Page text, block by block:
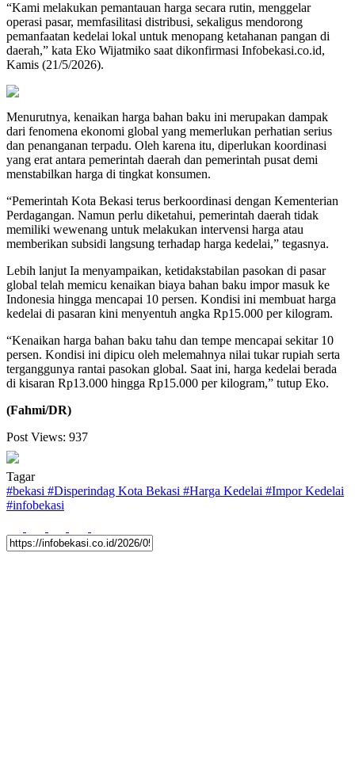
“Kami melakukan pemantauan harga secara rutin, menggelar
operasi pasar, memfasilitasi distribusi, sekaligus mendorong
pemanfaatan kedelai lokal untuk menopang ketahanan pangan di
daerah,” kata Eko Wijatmiko saat dikonfirmasi Infobekasi.co.id,
Kamis (21/5/2026).
Menurutnya, kenaikan harga bahan baku ini merupakan dampak
dari fenomena ekonomi global yang memerlukan perhatian serius
dan penanganan terpadu. Oleh karena itu, diperlukan koordinasi
yang erat antara pemerintah daerah dan pemerintah pusat demi
menstabilkan harga di tingkat konsumen.
“Pemerintah Kota Bekasi terus berkoordinasi dengan Kementerian
Perdagangan. Namun perlu diketahui, pemerintah daerah tidak
memiliki wewenang untuk melakukan intervensi harga atau
memberikan subsidi langsung terhadap harga kedelai,” tegasnya.
Lebih lanjut Ia menyampaikan, ketidakstabilan pasokan di pasar
global telah memicu kenaikan biaya bahan baku impor masuk ke
Indonesia hingga mencapai 10 persen. Kondisi ini membuat harga
kedelai di pasaran kini menyentuh angka Rp15.000 per kilogram.
“Kenaikan harga bahan baku tahu dan tempe mencapai sekitar 10
persen. Kondisi ini dipicu oleh melemahnya nilai tukar rupiah serta
terganggunya rantai pasokan global. Saat ini, harga kedelai berada
di kisaran Rp13.000 hingga Rp15.000 per kilogram,” tutup Eko.
(Fahmi/DR)
Post Views: 937
Tagar
#bekasi #Disperindag Kota Bekasi #Harga Kedelai #Impor Kedelai
#infobekasi